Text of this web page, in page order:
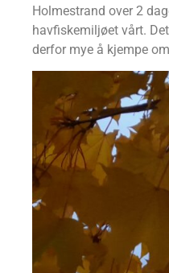
Holmestrand over 2
havfiskemiljøet vårt.
derfor mye å kjempe